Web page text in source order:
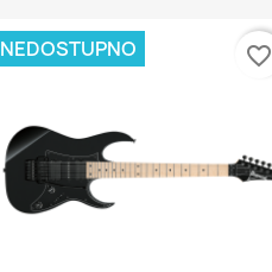
NEDOSTUPNO favorite_border